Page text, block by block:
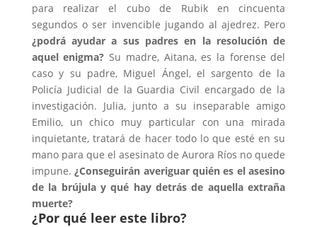
para realizar el cubo de Rubik en cincuenta
segundos o ser invencible jugando al ajedrez. Pero
¿podrá ayudar a sus padres en la resolución de
aquel enigma? Su madre, Aitana, es la forense del
caso y su padre, Miguel Ángel, el sargento de la
Policía Judicial de la Guardia Civil encargado de la
investigación. Julia, junto a su inseparable amigo
Emilio, un chico muy particular con una mirada
inquietante, tratará de hacer todo lo que esté en su
mano para que el asesinato de Aurora Ríos no quede
impune.¿Conseguirán averiguar quién es el asesino
de la brújula y qué hay detrás de aquella extraña
muerte?
¿Por qué leer este libro?